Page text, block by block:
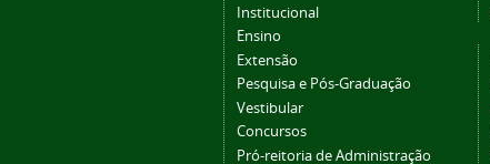
Institucional
Ensino
Extensão
Pesquisa e Pós-Graduação
Vestibular
Concursos
Pró-reitoria de Administração